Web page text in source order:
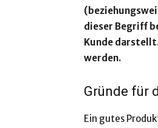
dieser Begriff
Kunde
werden.
Gründe für
Ein gutes